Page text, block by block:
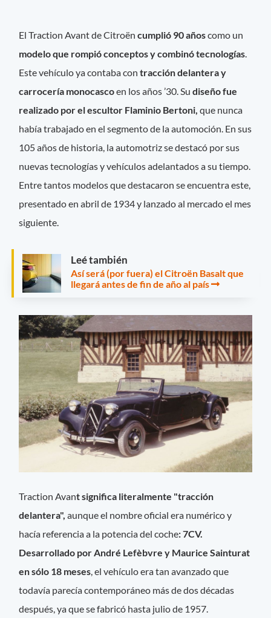
El Traction Avant de Citroën cumplió 90 añoscomo un
modelo que rompió conceptos y combinó tecnologías
Este vehículo ya contaba contracción delantera y
carrocería monocascoen los años ’30. Sudiseño fue
realizado por el escultor Flaminio Bertoni, que nunca
había trabajado en el segmento de la automoción. En sus
105 años de historia, la automotriz se destacó por sus
nuevas tecnologías y vehículos adelantados a su tiempo.
Entre tantos modelos que destacaron se encuentra este,
presentado en abril de 1934 y lanzado al mercado el mes
siguiente.
Leé también
Así será (por fuera) el Citroën Basalt que
llegará antes de fin de año al país
Traction Avant significa literalmente "tracción
delantera", aunque el nombre oficial era numérico y
hacía referencia a la potencia del coche: 7CV.
Desarrollado por André Lefèbvre y Maurice Sainturat
en sólo 18 meses , el vehículo era tan avanzado que
todavía parecía contemporáneo más de dos décadas
después, ya que se fabricó hasta julio de 1957.